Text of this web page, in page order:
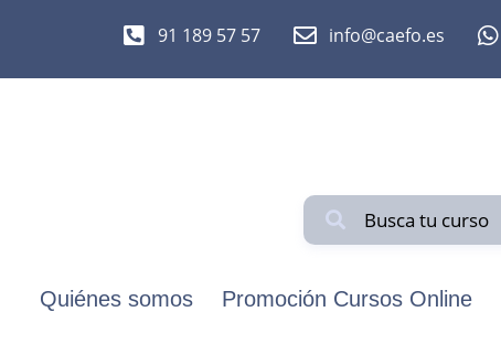
91 189 57 57 info@caefo.es
Quiénes somos Promoción Cursos Online